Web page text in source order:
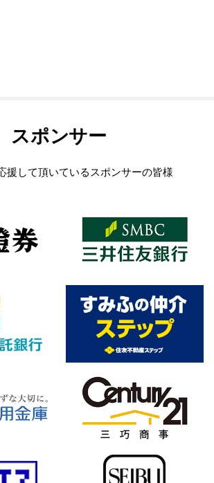
スポンサー
援して頂いているスポンサーの皆様